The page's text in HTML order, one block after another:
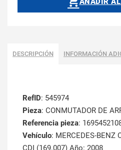
DESCRIPCIÓN INFORMACIÓN
RefID: 545974
Pieza: CONMUTADOR DE
Referencia pieza:
Vehículo: MERCEDES-BENZ
CDI (169.007) Año: 2008